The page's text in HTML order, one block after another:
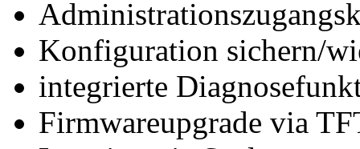
Konfiguration sichern/
integrierte
Firmwareupgrade via